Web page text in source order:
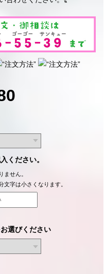
入ください。
ません。
字は小さくなります。
選びください